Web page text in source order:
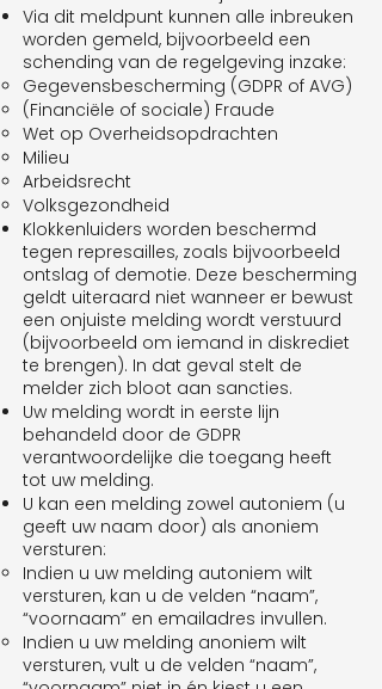
Via dit meldpunt kunnen alle inbreuken
worden gemeld, bijvoorbeeld een
schending van de regelgeving inzake:
Gegevensbescherming (GDPR of AVG)
(Financiële of sociale) Fraude
Wet op Overheidsopdrachten
Milieu
Arbeidsrecht
Volksgezondheid
Klokkenluiders worden beschermd
tegen represailles, zoals bijvoorbeeld
ontslag of demotie. Deze bescherming
geldt uiteraard niet wanneer er bewust
een onjuiste melding wordt verstuurd
(bijvoorbeeld om iemand in diskrediet
te brengen). In dat geval stelt de
melder zich bloot aan sancties.
Uw melding wordt in eerste lijn
behandeld door de GDPR
verantwoordelijke die toegang heeft
tot uw melding.
U kan een melding zowel autoniem (u
geeft uw naam door) als anoniem
versturen:
Indien u uw melding autoniem wilt
versturen, kan u de velden “naam”,
“voornaam” en emailadres invullen.
Indien u uw melding anoniem wilt
versturen, vult u de velden “naam”,